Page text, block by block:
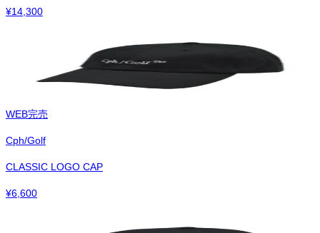
¥14,300
WEB完売
Cph/Golf
CLASSIC LOGO CAP
¥6,600